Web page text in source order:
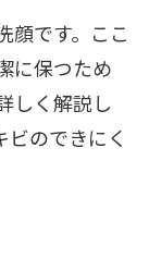
顔です。ここ
に保つため
しく解説し
ビのできにく